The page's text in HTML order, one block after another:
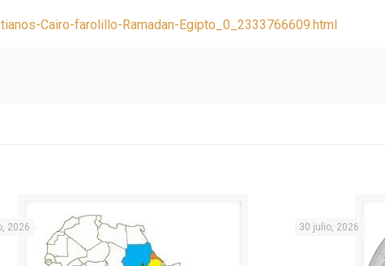
Cairo-farolillo-Ramadan-Egipto_0_2333766609.html
2026 30 julio, 2026